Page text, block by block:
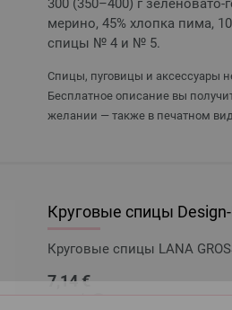
300 (350–400) г
мерино, 45% хлопка пима,
спицы № 4 и № 5.
Спицы, пуговицы и аксессуары
Бесплатное описание вы
желании — также в печатном
Круговые спицы
Круговые спицы LANA
7,14 €
8,31 $ без учета